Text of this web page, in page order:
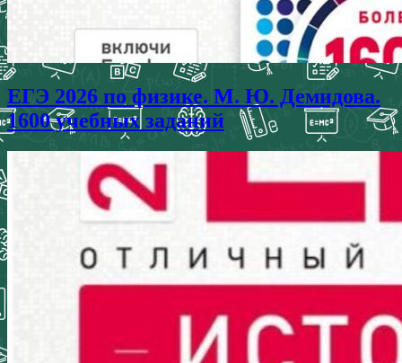
ЕГЭ 2026 по физике. М. Ю. Демидова.
1600 учебных заданий